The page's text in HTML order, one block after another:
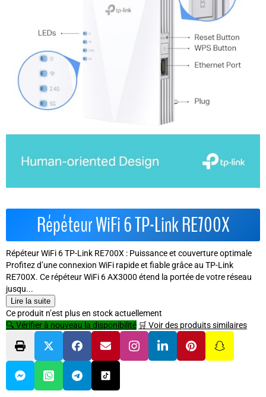
Répéteur WiFi 6 TP-Link RE700X
Répéteur WiFi 6 TP-Link RE700X : Puissance et couverture optimale
Profitez d’une connexion WiFi rapide et fiable grâce au TP-Link
RE700X. Ce répéteur WiFi 6 AX3000 étend la portée de votre réseau
jusqu...
Lire la suite
Ce produit n’est plus en stock actuellement
🔍 Vérifier à nouveau la disponibilité 🛒 Voir des produits similaires